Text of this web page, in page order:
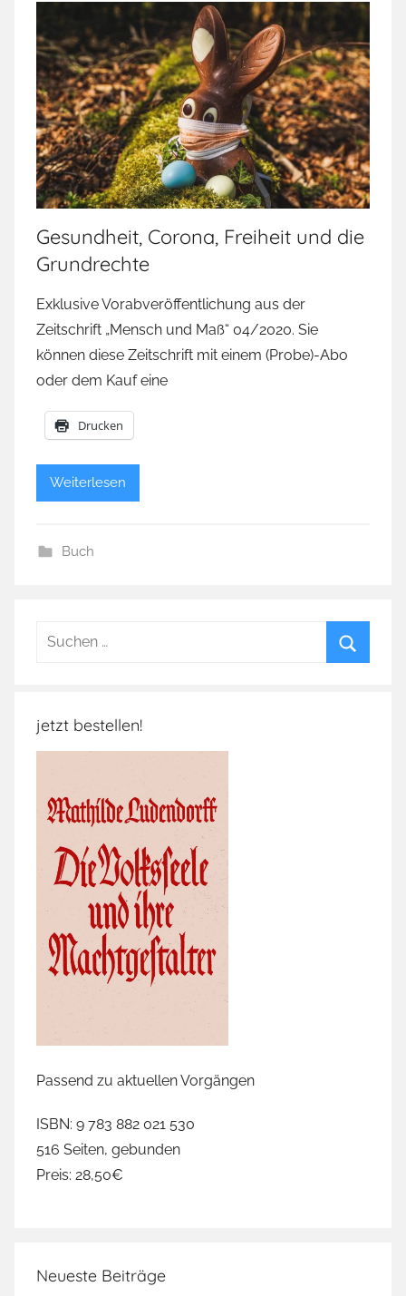
Gesundheit, Corona, Freiheit und die
Grundrechte
Exklusive Vorabveröffentlichung aus der
Zeitschrift „Mensch und Maß“ 04/2020. Sie
können diese Zeitschrift mit einem (Probe)-Abo
oder dem Kauf eine
Drucken
Weiterlesen
Buch
Suchen
jetzt bestellen!
Passend zu aktuellen Vorgängen
ISBN: 9 783 882 021 530
516 Seiten, gebunden
Preis: 28,50€
Neueste Beiträge